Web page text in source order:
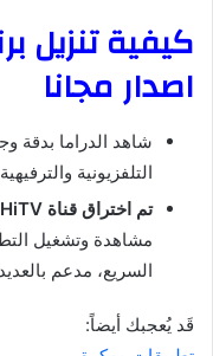
اصدار مجانا
شاهد الدراما بدقة
التلفزيونية
تم اختراق قناة HiTV
مشاهدة وتشغيل
السريع، مدعم
قَد يُعجبك أيضاً: